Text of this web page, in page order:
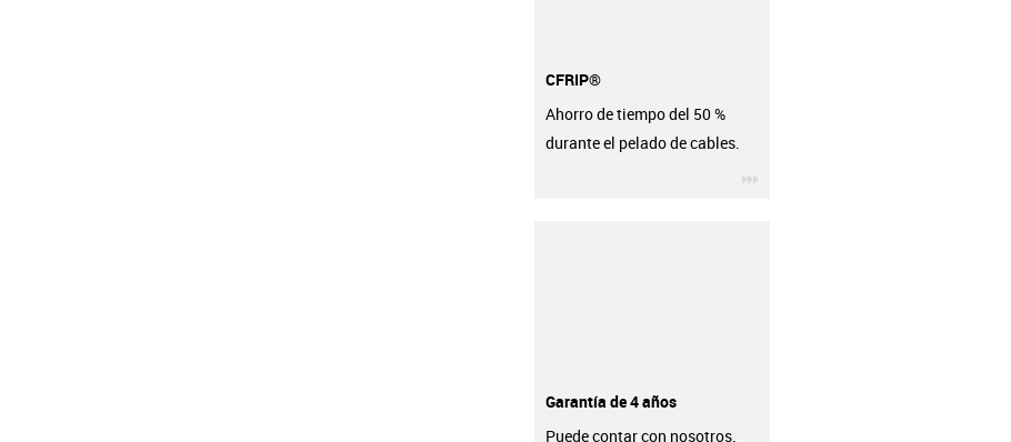
CFRIP®
Ahorro de tiempo del 50 %
durante el pelado de cables.
Garantía de 4 años
Puede contar con nosotros.